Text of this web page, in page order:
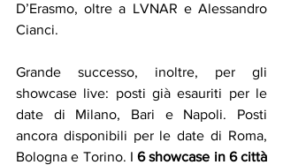
D’Erasmo, oltre a LVNAR e Alessandro
Cianci.
Grande successo, inoltre, per gli
showcase live: posti già esauriti per le
date di Milano, Bari e Napoli. Posti
ancora disponibili per le date di Roma,
Bologna e Torino. I 6 showcase in 6 città